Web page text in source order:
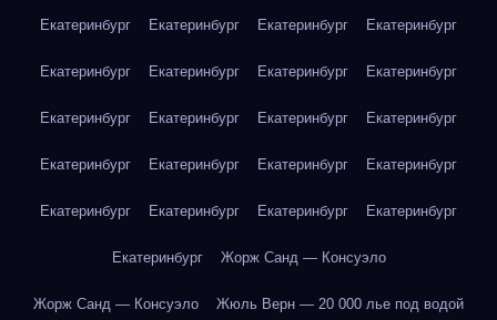
Екатеринбург Екатеринбург Екатеринбург Екатеринбург
Екатеринбург Екатеринбург Екатеринбург Екатеринбург
Екатеринбург Екатеринбург Екатеринбург Екатеринбург
Екатеринбург Екатеринбург Екатеринбург Екатеринбург
Екатеринбург Екатеринбург Екатеринбург Екатеринбург
Екатеринбург Жорж Санд — Консуэло
Жорж Санд — Консуэло Жюль Верн — 20 000 лье под водой